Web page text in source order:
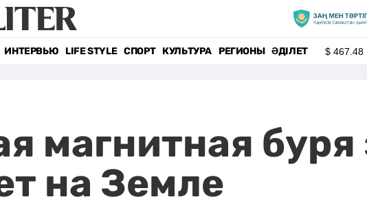
ИНТЕРВЬЮ LIFE STYLE СПОРТ КУЛЬТУРА РЕГИОНЫ ӘДІЛЕТ $467.48
магнитная буря
на Земле